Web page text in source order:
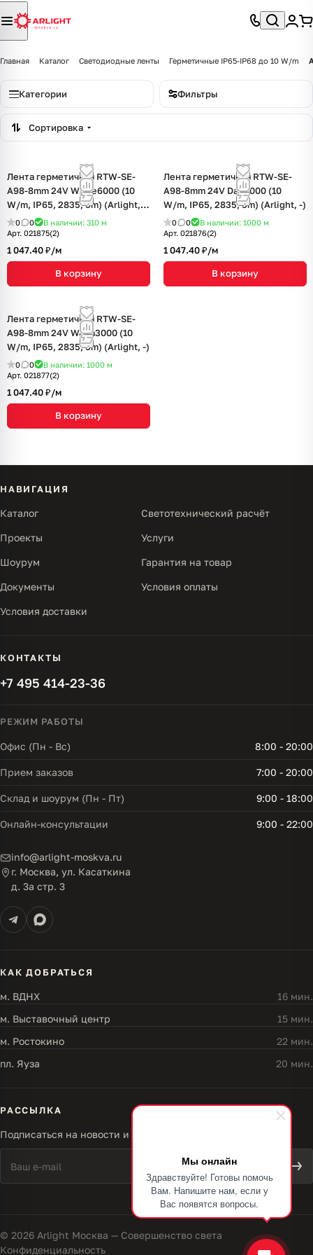
Мы онлайн
Здравствуйте! Готовы помочь
Вам. Напишите нам, если у
Вас появятся вопросы.
Главная Каталог Светодиодные ленты Герметичные IP65-IP68 до 10 W/m
Категории Фильтры
Сортировка
Лента герметичная RTW-SE-
A98-8mm 24V White6000 (10
W/m, IP65, 2835, 5m) (Arlight,
10 Вт/м, IP65)
0 0 В наличии: 310 м
Арт. 021875(2)
1 047.40 ₽/м
В корзину
Лента герметичная RTW-SE-
A98-8mm 24V Day4000 (10
W/m, IP65, 2835, 5m) (Arlight, -)
0 0 В наличии: 1000 м
Арт. 021876(2)
1 047.40 ₽/м
В корзину
Лента герметичная RTW-SE-
A98-8mm 24V Warm3000 (10
W/m, IP65, 2835, 5m) (Arlight, -)
0 0 В наличии: 1000 м
Арт. 021877(2)
1 047.40 ₽/м
В корзину
НАВИГАЦИЯ
Каталог Светотехнический расчёт
Проекты Услуги
Шоурум Гарантия на товар
Документы Условия оплаты
Условия доставки
КОНТАКТЫ
+7 495 414-23-36
РЕЖИМ РАБОТЫ
Офис (Пн - Вс) 8:00 - 20:00
Прием заказов 7:00 - 20:00
Склад и шоурум (Пн - Пт) 9:00 - 18:00
Онлайн-консультации 9:00 - 22:00
info@arlight-moskva.ru
г. Москва, ул. Касаткина
д. 3а стр. 3
КАК ДОБРАТЬСЯ
м. ВДНХ
16 мин.
м. Выставочный центр
15 мин.
м. Ростокино
22 мин.
пл. Яуза
20 мин.
РАССЫЛКА
Подписаться на новости и акции
© 2026 Arlight Москва — Совершенство света
Конфиденциальность